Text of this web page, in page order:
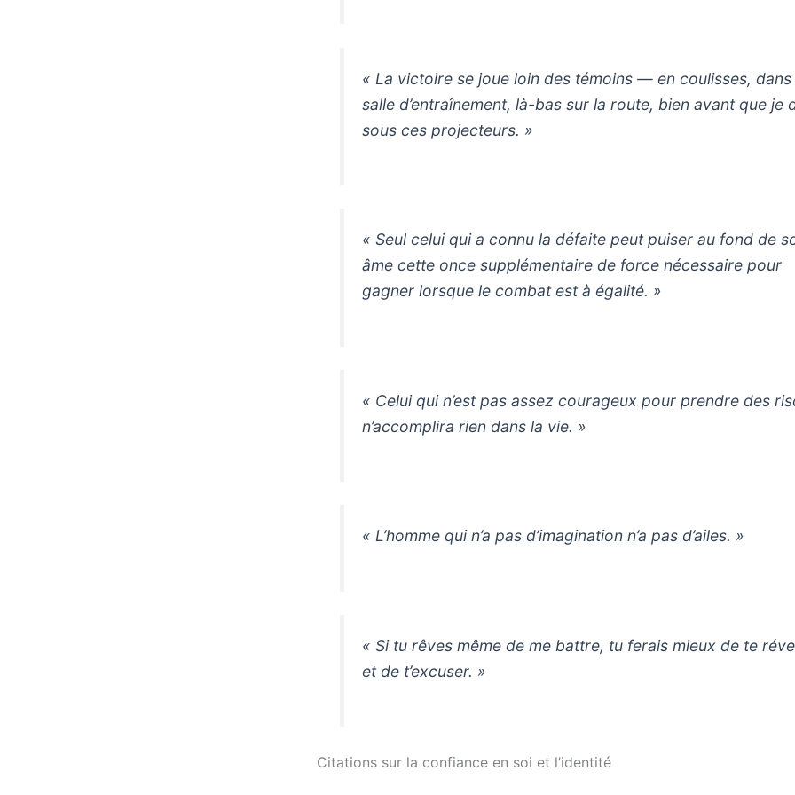
« La victoire se joue loin des témoins — en coulisses, dans
salle d’entraînement, là-bas sur la route, bien avant que je
sous ces projecteurs. »
« Seul celui qui a connu la défaite peut puiser au fond de
âme cette once supplémentaire de force nécessaire pour
gagner lorsque le combat est à égalité. »
« Celui qui n’est pas assez courageux pour prendre des
n’accomplira rien dans la vie. »
« L’homme qui n’a pas d’imagination n’a pas d’ailes. »
« Si tu rêves même de me battre, tu ferais mieux de te
et de t’excuser. »
Citations sur la confiance en soi et l’identité